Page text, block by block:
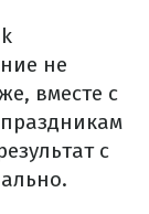
не
вместе с
с